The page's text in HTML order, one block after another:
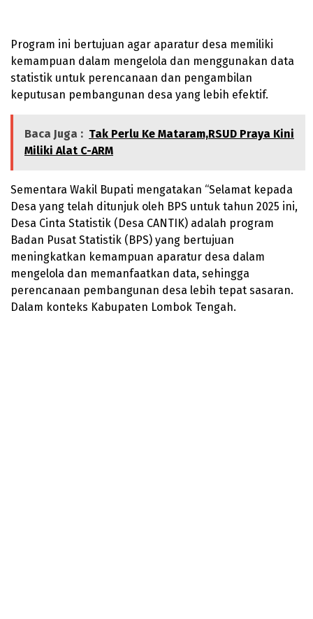
Program ini bertujuan agar aparatur desa memiliki
kemampuan dalam mengelola dan menggunakan data
statistik untuk perencanaan dan pengambilan
keputusan pembangunan desa yang lebih efektif.
Baca Juga : Tak Perlu Ke Mataram,RSUD Praya Kini
Miliki Alat C-ARM
Sementara Wakil Bupati mengatakan “Selamat kepada
Desa yang telah ditunjuk oleh BPS untuk tahun 2025 ini,
Desa Cinta Statistik (Desa CANTIK) adalah program
Badan Pusat Statistik (BPS) yang bertujuan
meningkatkan kemampuan aparatur desa dalam
mengelola dan memanfaatkan data, sehingga
perencanaan pembangunan desa lebih tepat sasaran.
Dalam konteks Kabupaten Lombok Tengah.